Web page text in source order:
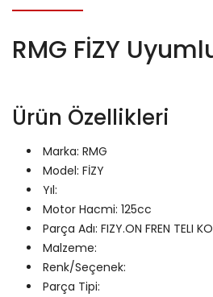
RMG FİZY
Ürün Özellikleri
Marka: RMG
Model: FİZY
Yıl:
Motor Hacmi: 125cc
Parça Adı: FIZY.ON FREN TELI
Malzeme:
Renk/Seçenek:
Parça Tipi: